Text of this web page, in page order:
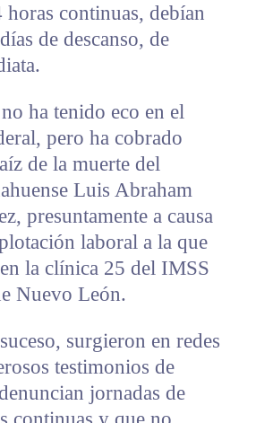
horas continuas, debían
de descanso, de
ha tenido eco en el
pero ha cobrado
de la muerte del
Luis Abraham
presuntamente a causa
laboral a la que
la clínica 25 del IMSS
Nuevo León.
surgieron en redes
testimonios de
jornadas de